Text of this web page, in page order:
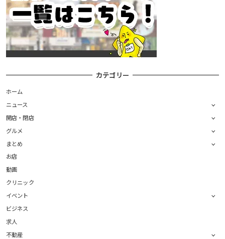
カテゴリー
ホーム
ニュース
開店・閉店
グルメ
まとめ
お店
動画
クリニック
イベント
ビジネス
求人
不動産